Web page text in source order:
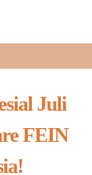
Juli
FEIN